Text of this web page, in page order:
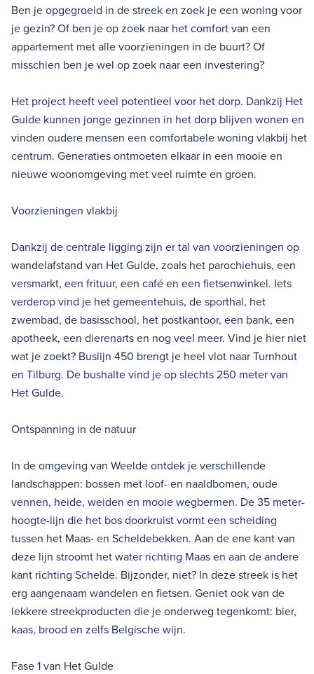
Ben je opgegroeid in de streek en zoek je een woning voor
je gezin? Of ben je op zoek naar het comfort van een
appartement met alle voorzieningen in de buurt? Of
misschien ben je wel op zoek naar een investering?
Het project heeft veel potentieel voor het dorp. Dankzij Het
Gulde kunnen jonge gezinnen in het dorp blijven wonen en
vinden oudere mensen een comfortabele woning vlakbij het
centrum. Generaties ontmoeten elkaar in een mooie en
nieuwe woonomgeving met veel ruimte en groen.
Voorzieningen vlakbij
Dankzij de centrale ligging zijn er tal van voorzieningen op
wandelafstand van Het Gulde, zoals het parochiehuis, een
versmarkt, een frituur, een café en een fietsenwinkel. Iets
verderop vind je het gemeentehuis, de sporthal, het
zwembad, de basisschool, het postkantoor, een bank, een
apotheek, een dierenarts en nog veel meer. Vind je hier niet
wat je zoekt? Buslijn 450 brengt je heel vlot naar Turnhout
en Tilburg. De bushalte vind je op slechts 250 meter van
Het Gulde.
Ontspanning in de natuur
In de omgeving van Weelde ontdek je verschillende
landschappen: bossen met loof- en naaldbomen, oude
vennen, heide, weiden en mooie wegbermen. De 35 meter-
hoogte-lijn die het bos doorkruist vormt een scheiding
tussen het Maas- en Scheldebekken. Aan de ene kant van
deze lijn stroomt het water richting Maas en aan de andere
kant richting Schelde. Bijzonder, niet? In deze streek is het
erg aangenaam wandelen en fietsen. Geniet ook van de
lekkere streekproducten die je onderweg tegenkomt: bier,
kaas, brood en zelfs Belgische wijn.
Fase 1 van Het Gulde